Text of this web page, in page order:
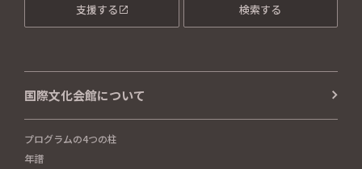
支援する 検索する
国際文化会館について
プログラムの4つの柱
年譜